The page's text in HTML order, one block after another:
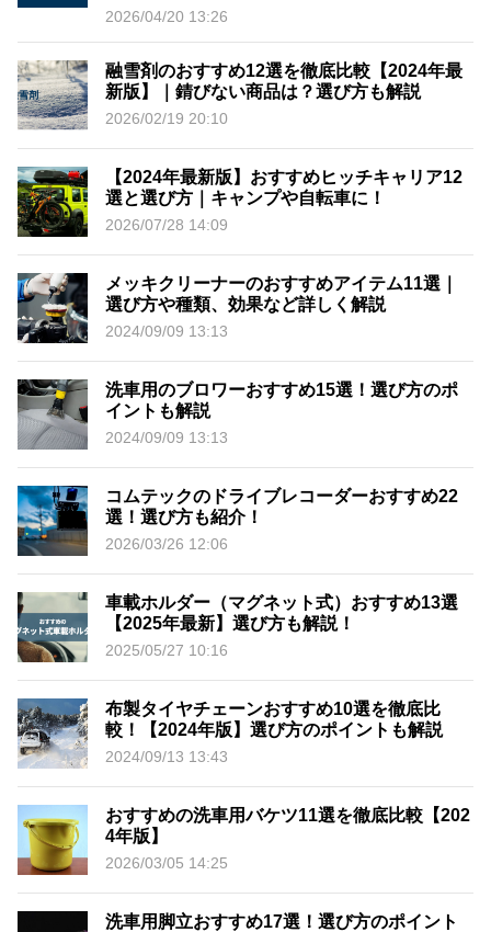
2026/04/20 13:26
融雪剤のおすすめ12選を徹底比較【2024年最
新版】｜錆びない商品は？選び方も解説
2026/02/19 20:10
【2024年最新版】おすすめヒッチキャリア12
選と選び方｜キャンプや自転車に！
2026/07/28 14:09
メッキクリーナーのおすすめアイテム11選｜
選び方や種類、効果など詳しく解説
2024/09/09 13:13
洗車用のブロワーおすすめ15選！選び方のポ
イントも解説
2024/09/09 13:13
コムテックのドライブレコーダーおすすめ22
選！選び方も紹介！
2026/03/26 12:06
車載ホルダー（マグネット式）おすすめ13選
【2025年最新】選び方も解説！
2025/05/27 10:16
布製タイヤチェーンおすすめ10選を徹底比
較！【2024年版】選び方のポイントも解説
2024/09/13 13:43
おすすめの洗車用バケツ11選を徹底比較【202
4年版】
2026/03/05 14:25
洗車用脚立おすすめ17選！選び方のポイント